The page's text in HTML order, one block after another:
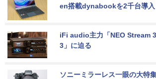
en搭載dynabookを2千台導入
iFi audio主力「NEO Stream
3」に迫る
ソニーミラーレス一眼の大特